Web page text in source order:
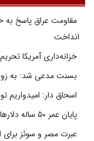
مقاومت عراق پاسخ به
انداخت
خزانه‌داری آمریکا
بسنت مدعی شد: به
اسحاق دار: امیدواریم
پایان عمر ۵۰ ساله دلارهای نفتی به دست ایران
عبرت مصر و سوئز برای